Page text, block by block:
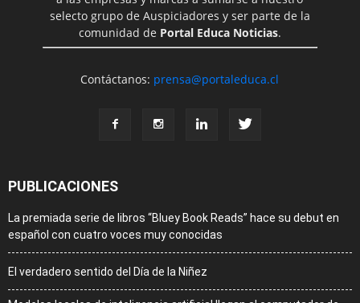
selecto grupo de Auspiciadores y ser parte de la
comunidad de Portal Educa Noticias.
Contáctanos: prensa@portaleduca.cl
PUBLICACIONES
La premiada serie de libros “Bluey Book Reads” hace su debut en
español con cuatro voces muy conocidas
El verdadero sentido del Día de la Niñez